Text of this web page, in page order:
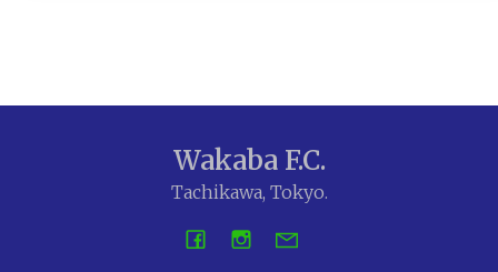
Wakaba F.C.
Tachikawa, Tokyo.